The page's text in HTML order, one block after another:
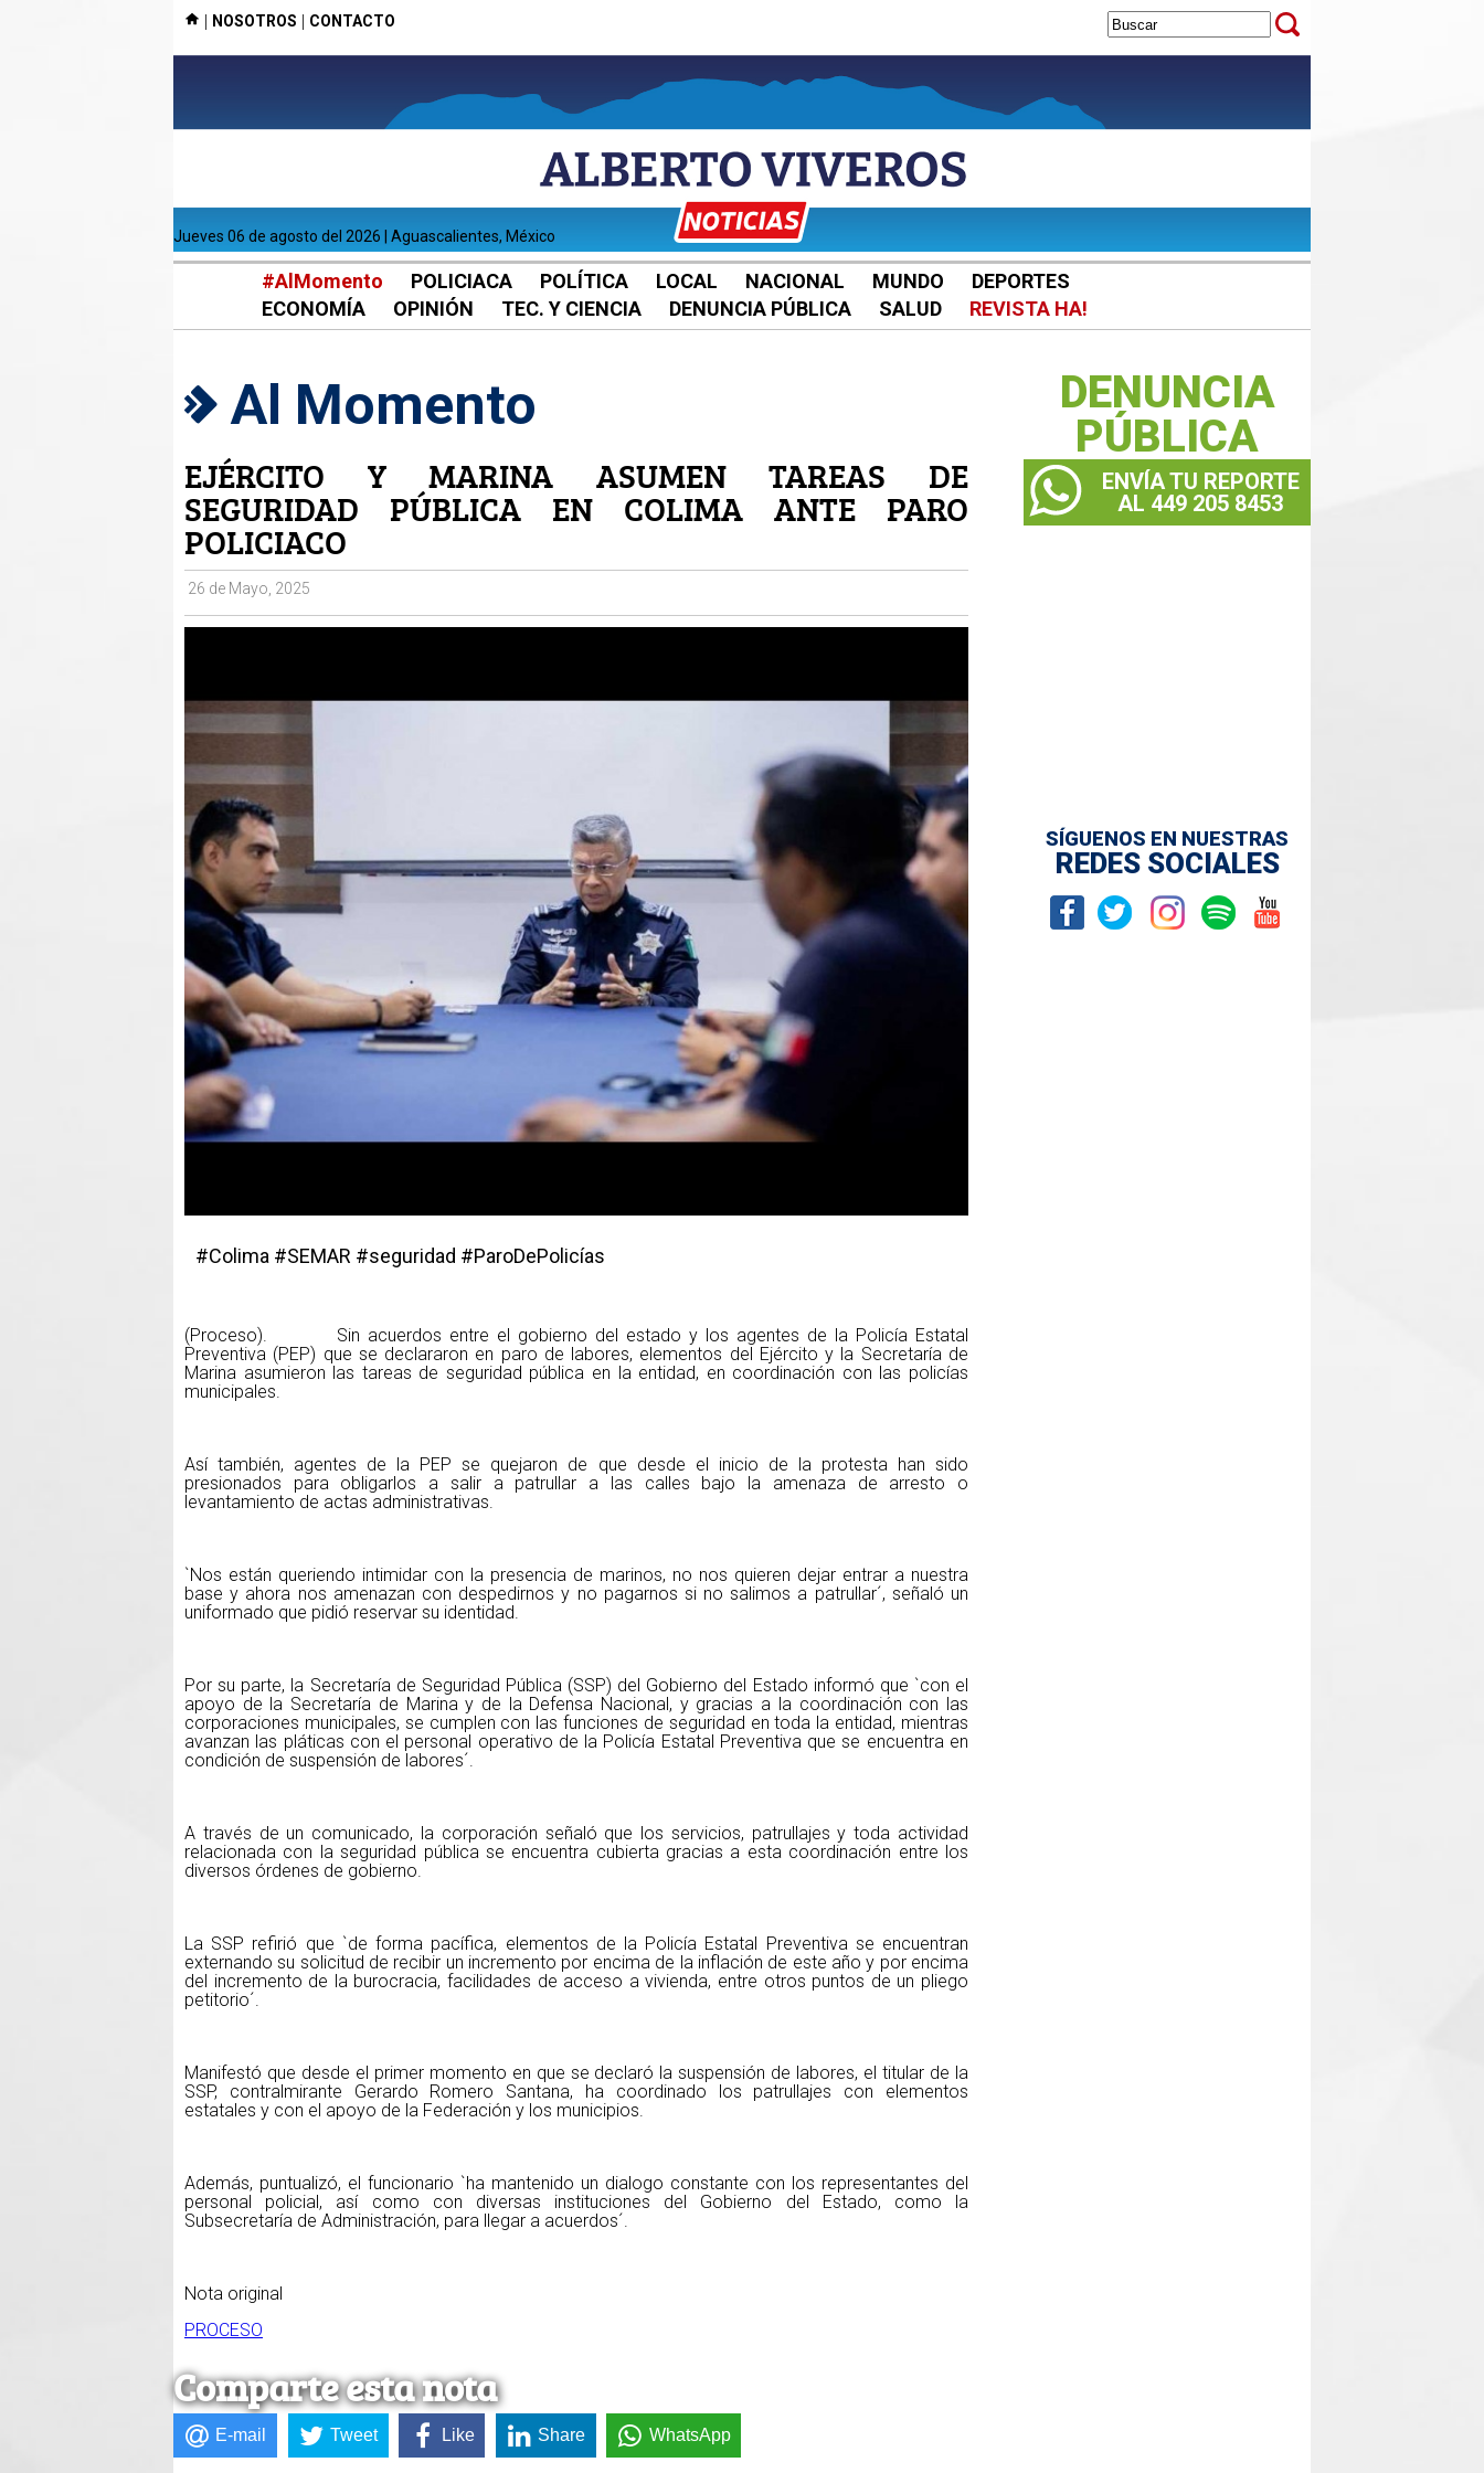
| NOSOTROS | CONTACTO
jueves 06 de agosto del 2026 | Aguascalientes, México
#AlMomento POLICIACA POLÍTICA LOCAL NACIONAL MUNDO
DEPORTES
ECONOMÍA
OPINIÓN TEC. Y CIENCIA DENUNCIA PÚBLICA SALUD REVISTA HA!
Al Momento
EJÉRCITO Y MARINA ASUMEN TAREAS DE
SEGURIDAD PÚBLICA EN COLIMA ANTE PARO
POLICIACO
26 de Mayo, 2025
#Colima #SEMAR #seguridad #ParoDePolicías
(Proceso). Sin acuerdos entre el gobierno del estado y los agentes de la Policía Estatal
Preventiva (PEP) que se declararon en paro de labores, elementos del Ejército y la Secretaría de
Marina asumieron las tareas de seguridad pública en la entidad, en coordinación con las policías
municipales.
Así también, agentes de la PEP se quejaron de que desde el inicio de la protesta han sido
presionados para obligarlos a salir a patrullar a las calles bajo la amenaza de arresto o
levantamiento de actas administrativas.
`Nos están queriendo intimidar con la presencia de marinos, no nos quieren dejar entrar a nuestra
base y ahora nos amenazan con despedirnos y no pagarnos si no salimos a patrullar´, señaló un
uniformado que pidió reservar su identidad.
Por su parte, la Secretaría de Seguridad Pública (SSP) del Gobierno del Estado informó que `con el
apoyo de la Secretaría de Marina y de la Defensa Nacional, y gracias a la coordinación con las
corporaciones municipales, se cumplen con las funciones de seguridad en toda la entidad, mientras
avanzan las pláticas con el personal operativo de la Policía Estatal Preventiva que se encuentra en
condición de suspensión de labores´.
A través de un comunicado, la corporación señaló que los servicios, patrullajes y toda actividad
relacionada con la seguridad pública se encuentra cubierta gracias a esta coordinación entre los
diversos órdenes de gobierno.
La SSP refirió que `de forma pacífica, elementos de la Policía Estatal Preventiva se encuentran
externando su solicitud de recibir un incremento por encima de la inflación de este año y por encima
del incremento de la burocracia, facilidades de acceso a vivienda, entre otros puntos de un pliego
petitorio´.
Manifestó que desde el primer momento en que se declaró la suspensión de labores, el titular de la
SSP, contralmirante Gerardo Romero Santana, ha coordinado los patrullajes con elementos
estatales y con el apoyo de la Federación y los municipios.
Además, puntualizó, el funcionario `ha mantenido un dialogo constante con los representantes del
personal policial, así como con diversas instituciones del Gobierno del Estado, como la
Subsecretaría de Administración, para llegar a acuerdos´.
Nota original
PROCESO
Comparte esta nota
E-mail Tweet Like Share WhatsApp
DENUNCIA
PÚBLICA
ENVÍA TU REPORTE
AL 449 205 8453
SÍGUENOS EN NUESTRAS
REDES SOCIALES